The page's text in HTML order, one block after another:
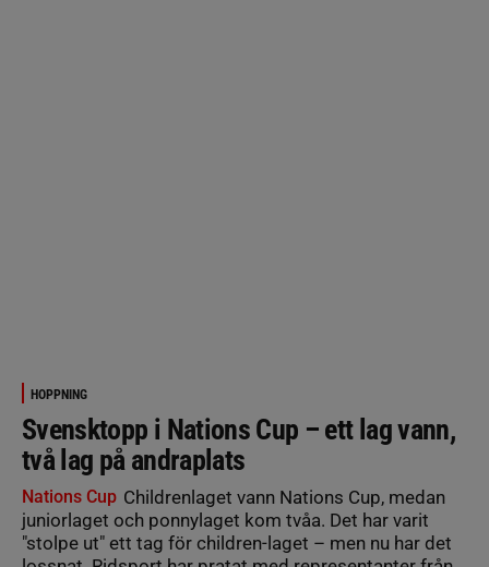
HOPPNING
Svensktopp i Nations Cup – ett lag vann,
två lag på andraplats
Nations Cup Childrenlaget vann Nations Cup, medan
juniorlaget och ponnylaget kom tvåa. Det har varit
"stolpe ut" ett tag för children-laget – men nu har det